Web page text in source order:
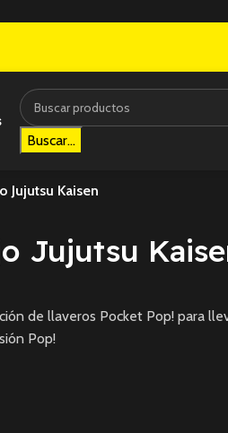
Buscar...
Jujutsu Kaisen
Jujutsu
de llaveros Pocket Pop! para
Pop!